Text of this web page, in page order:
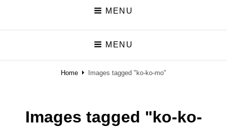
MENU
MENU
Home Images tagged "ko-ko-mo"
Images tagged "ko-ko-